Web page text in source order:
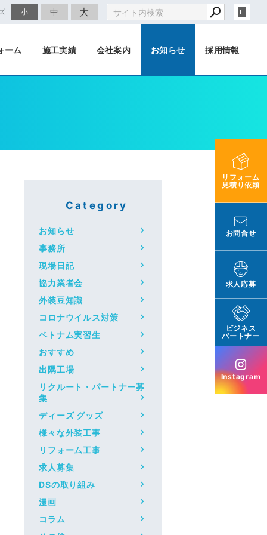
小 中 大
ーム 施工実績 会社案内 お知らせ 採用情報
リフォーム
見積り依頼
お問合せ
求人応募
ビジネス
パートナー
Instagram
Category
お知らせ
事務所
現場日記
協力業者会
外装豆知識
コロナウイルス対策
ベトナム実習生
おすすめ
出隅工場
リクルート・パートナー募
集
ディーズ グッズ
様々な外装工事
リフォーム工事
求人募集
DSの取り組み
漫画
コラム